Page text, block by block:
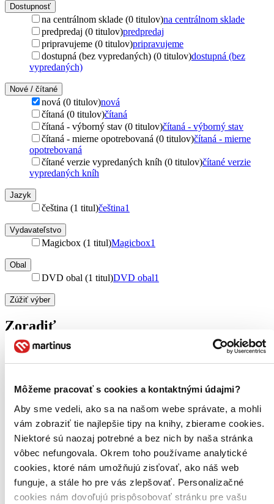
Môžeme pracovať s cookies a kontaktnými údajmi?
Aby sme vedeli, ako sa na našom webe správate, a mohli
vám zobraziť tie najlepšie tipy na knihy, zbierame cookies.
Niektoré sú naozaj potrebné a bez nich by naša stránka
vôbec nefungovala. Okrem toho používame analytické
cookies, ktoré nám umožňujú zisťovať, ako náš web
funguje, a stále ho pre vás zlepšovať. Personalizačné
cookies nám dovoľujú prispôsobovať stránku pre vašu
Dostupnosť
na centrálnom sklade (0 titulov)na centrálnom sklade
predpredaj (0 titulov)predpredaj
pripravujeme (0 titulov)pripravujeme
dostupná (bez vypredaných) (0 titulov)dostupná (bez
vypredaných)
Nové / čítané
nová (0 titulov)nová
čítaná (0 titulov)čítaná
čítaná - výborný stav (0 titulov)čítaná - výborný stav
čítaná - mierne opotrebovaná (0 titulov)čítaná - mierne
opotrebovaná
čítané verzie vypredaných kníh (0 titulov)čítané verzie
vypredaných kníh
Jazyk
čeština (1 titul)čeština1
Vydavateľstvo
Magicbox (1 titul)Magicbox1
Obal
DVD obal (1 titul)DVD obal1
Zúžiť výber
Zoradiť
Bestsellery
Top hodnotené
Novinky
Najlacnejšie
Najvyššia zľava
Použité filtre
Zrušiť filtre